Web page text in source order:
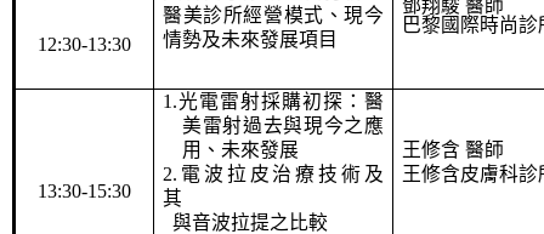
12:30-13:30
醫美診所經營模式、現今
情勢及未來發展項目
鄧翔駿 醫師
巴黎國際時尚診
13:30-15:30
1.光電雷射採購初探：醫
美雷射過去與現今之應
用、未來發展
2. 電波拉皮治療技術及
其
與音波拉提之比較
王修含 醫師
王修含皮膚科診